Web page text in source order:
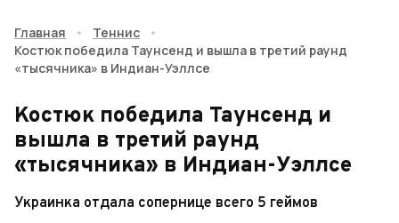
Главная • Теннис
•
Костюк победила Таунсенд и вышла в третий раунд
«тысячника» в Индиан-Уэллсе
Костюк победила Таунсенд и
вышла в третий раунд
«тысячника» в Индиан-Уэллсе
Украинка отдала сопернице всего 5 геймов